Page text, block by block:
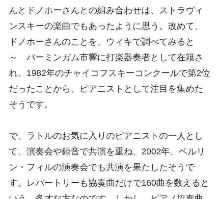
んとドノホーさんとの組み合わせは、ストラヴィ
ンスキーの楽曲でもあったように思う。改めて、
ドノホーさんのことを、ウィキで調べてみると
～ バーミンガム市響に打楽器奏者として在籍さ
れ、1982年のチャイコフスキーコンクールで第2位
だったことから、ピアニストとして注目を集めた
そうです。
で、ラトルのお気に入りのピアニストの一人とし
て、演奏会や録音で共演を重ね、2002年、ベルリ
ン・フィルの演奏会でも共演を果たしたそうで
す。レパートリーも協奏曲だけで160曲を数えると